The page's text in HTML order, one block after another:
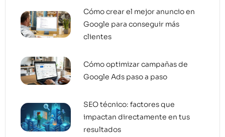
Cómo crear el mejor anuncio en
Google para conseguir más
clientes
Cómo optimizar campañas de
Google Ads paso a paso
SEO técnico: factores que
impactan directamente en tus
resultados